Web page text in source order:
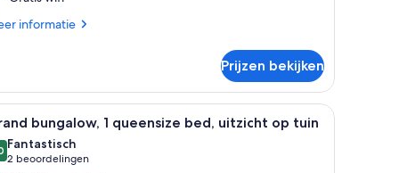
informatie
Prijzen bekijken
een bureau en een raam met gordijnen.Een traditionele kamer met rieten dak, twee
12 bungalow, 1 queensize bed, uitzicht op tuin
van 10
Fantastisch
2 beoordelingen
(2